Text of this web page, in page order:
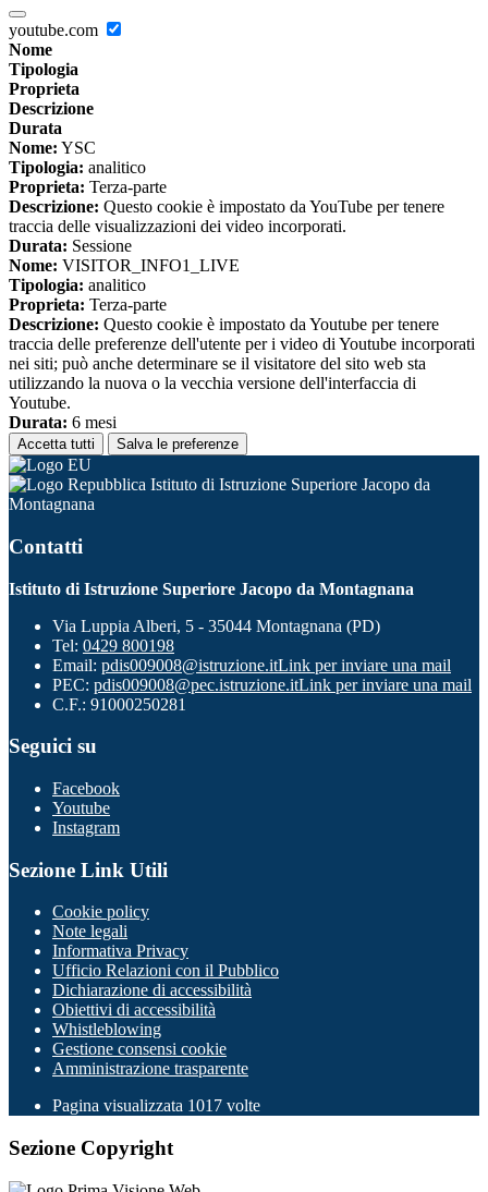
youtube.com
Nome
Tipologia
Proprieta
Descrizione
Durata
Nome: YSC
Tipologia: analitico
Proprieta: Terza-parte
Descrizione: Questo cookie è impostato da YouTube per tenere
traccia delle visualizzazioni dei video incorporati.
Durata: Sessione
Nome: VISITOR_INFO1_LIVE
Tipologia: analitico
Proprieta: Terza-parte
Descrizione: Questo cookie è impostato da Youtube per tenere
traccia delle preferenze dell'utente per i video di Youtube incorporati
nei siti; può anche determinare se il visitatore del sito web sta
utilizzando la nuova o la vecchia versione dell'interfaccia di
Youtube.
Durata: 6 mesi
Accetta tutti Salva le preferenze
Istituto di Istruzione Superiore Jacopo da
Montagnana
Contatti
Istituto di Istruzione Superiore Jacopo da Montagnana
Via Luppia Alberi, 5 - 35044 Montagnana (PD)
Tel: 0429 800198
Email: pdis009008@istruzione.itLink per inviare una mail
PEC: pdis009008@pec.istruzione.itLink per inviare una mail
C.F.: 91000250281
Seguici su
Facebook
Youtube
Instagram
Sezione Link Utili
Cookie policy
Note legali
Informativa Privacy
Ufficio Relazioni con il Pubblico
Dichiarazione di accessibilità
Obiettivi di accessibilità
Whistleblowing
Gestione consensi cookie
Amministrazione trasparente
Pagina visualizzata 1017 volte
Sezione Copyright